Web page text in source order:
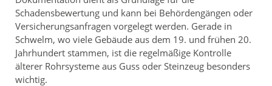
Schadensbewertung und kann bei Behördengängen oder
Versicherungsanfragen vorgelegt werden. Gerade in
Schwelm, wo viele Gebäude aus dem 19. und frühen 20.
Jahrhundert stammen, ist die regelmäßige Kontrolle
älterer Rohrsysteme aus Guss oder Steinzeug besonders
wichtig.